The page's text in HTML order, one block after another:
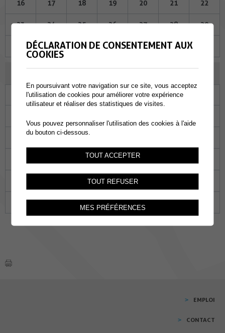
16 17 18 19 20 21 22
23 24 25 26 27 28 29
01 02 03 04 05
Ma Me Je Ve Sa
08 09
17 18
24
29 30 31 01 02
EMPLOI
CONTACT
DÉCLARATION DE CONSENTEMENT AUX
COOKIES
En poursuivant votre navigation sur ce site, vous acceptez
l'utilisation de cookies pour améliorer votre expérience
utilisateur et réaliser des statistiques de visites.
Vous pouvez personnaliser l'utilisation des cookies à l'aide
du bouton ci-dessous.
TOUT ACCEPTER
TOUT REFUSER
MES PRÉFÉRENCES